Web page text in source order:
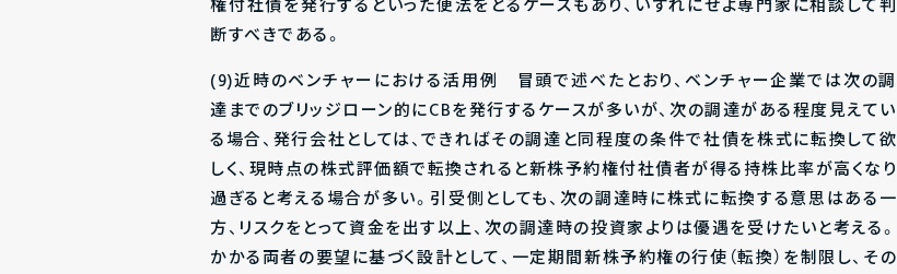
権付社債を発行するといった便法をとるケースもあり、いずれにせよ専門家に相談して判
断すべきである。
(9)近時のベンチャーにおける活用例 冒頭で述べたとおり、ベンチャー企業では次の調
達までのブリッジローン的にCBを発行するケースが多いが、次の調達がある程度見えてい
る場合、発行会社としては、できればその調達と同程度の条件で社債を株式に転換して欲
しく、現時点の株式評価額で転換されると新株予約権付社債者が得る持株比率が高くなり
過ぎると考える場合が多い。引受側としても、次の調達時に株式に転換する意思はある一
方、リスクをとって資金を出す以上、次の調達時の投資家よりは優遇を受けたいと考える。
かかる両者の要望に基づく設計として、一定期間新株予約権の行使（転換）を制限し、その